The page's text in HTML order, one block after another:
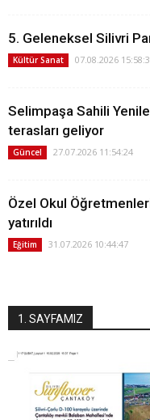
5. Geleneksel Silivri
Kültür Sanat 07.08.2026
Selimpaşa Sahili
terasları geliyor
Güncel 27.07.2026 11:54:24
Özel Okul
yatırıldı
Eğitim 31.07.2026 10:44:47
1. SAYFAMIZ